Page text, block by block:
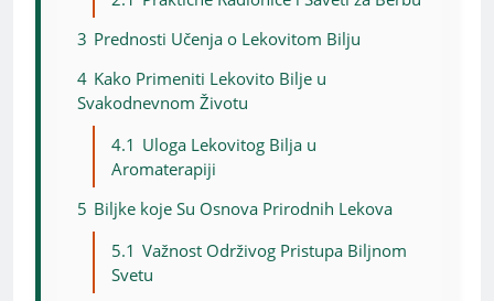
3 Prednosti Učenja o Lekovitom Bilju
4 Kako Primeniti Lekovito Bilje u
Svakodnevnom Životu
4.1 Uloga Lekovitog Bilja u
Aromaterapiji
5 Biljke koje Su Osnova Prirodnih Lekova
5.1 Važnost Održivog Pristupa Biljnom
Svetu